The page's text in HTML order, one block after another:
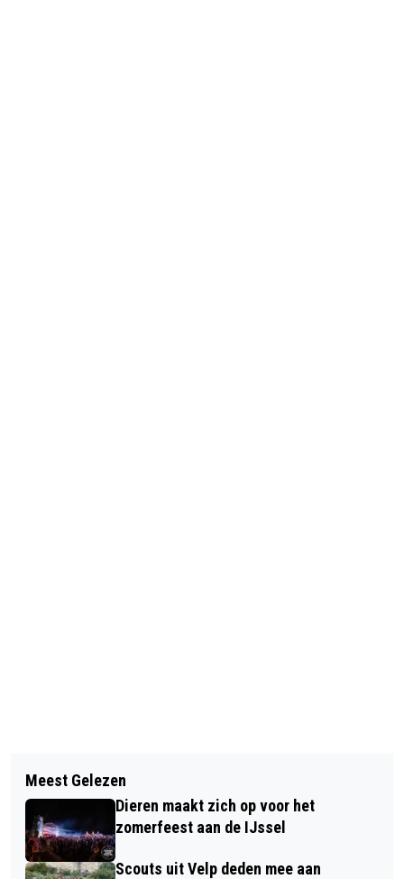
BURGEMEESTER CAROL VAN EERT
BEZOEKT OEKRAÏENSE
VLUCHTELINGEN IN VELP
SPECIALE KRANT VOOR
BASISSCHOOLKINDEREN GEMEENTE
RHEDEN: MEANDER IN DE TIJD
Meest Gelezen
Dieren maakt zich op voor het
zomerfeest aan de IJssel
Scouts uit Velp deden mee aan